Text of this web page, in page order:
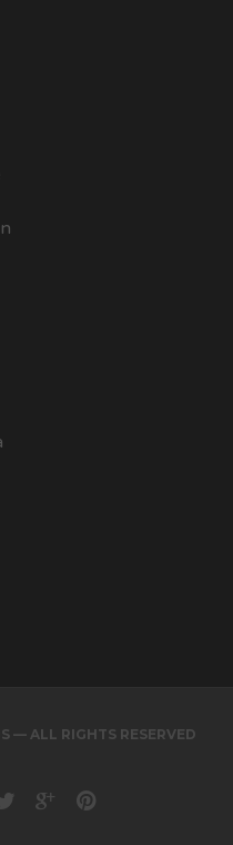
— ALL RIGHTS RESERVED
TwitterGoogle+